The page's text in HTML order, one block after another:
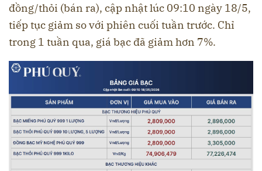
đồng/thỏi (bán ra), cập nhật lúc 09:10 ngày 18/5,
tiếp tục giảm so với phiên cuối tuần trước. Chỉ
trong 1 tuần qua, giá bạc đã giảm hơn 7%.